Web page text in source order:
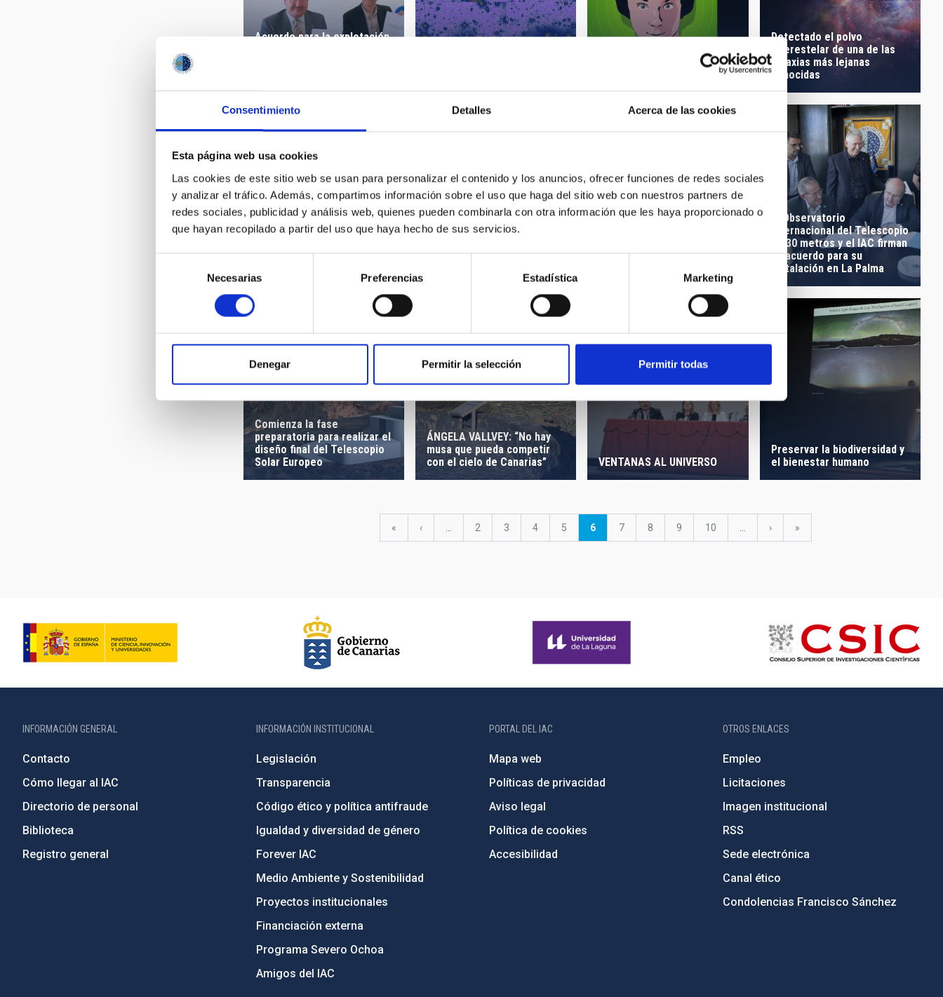
Consentimiento Detalles Acerca de las cookies
Esta página web usa cookies
Las cookies de este sitio web se usan para personalizar el contenido y los anuncios, ofrecer funciones de redes sociales
y analizar el tráfico. Además, compartimos información sobre el uso que haga del sitio web con nuestros partners de
redes sociales, publicidad y análisis web, quienes pueden combinarla con otra información que les haya proporcionado o
que hayan recopilado a partir del uso que haya hecho de sus servicios.
consentimiento
Necesarias Preferencias Estadística Marketing
Denegar Permitir la selección Permitir todas
Acuerdo para la explotación
“Coffee Break: Señal y
Detectado el polvo
interestelar de una de las
galaxias más lejanas
conocidas
Estudiantes canarios de
descubren dos estrellas
Los secretos de las galaxias
El Observatorio
Internacional del Telescopio
de 30 metros y el IAC firman
un acuerdo para su
instalación en La Palma
Comienza la fase
preparatoria para realizar el
diseño final del Telescopio
Solar Europeo
ÁNGELA VALLVEY: “No hay
musa que pueda competir
con el cielo de Canarias”
VENTANAS AL UNIVERSO
Preservar la biodiversidad y
el bienestar humano
Primera
«
Página
‹ … Página
2 Página
3 Página
4 Página
5
Página
6 Página
7 Página
8 Página
9 Página
10 …
Siguiente
›
última
»
INFORMACIÓN GENERAL
Contacto
Cómo llegar al IAC
Directorio de personal
Biblioteca
Registro general
INFORMACIÓN INSTITUCIONAL
Legislación
Transparencia
Código ético y política antifraude
Igualdad y diversidad de género
Forever IAC
Medio Ambiente y Sostenibilidad
Proyectos institucionales
Financiación externa
Programa Severo Ochoa
Amigos del IAC
PORTAL DEL IAC
Mapa web
Políticas de privacidad
Aviso legal
Política de cookies
Accesibilidad
OTROS ENLACES
Empleo
Licitaciones
Imagen institucional
RSS
Sede electrónica
Canal ético
Condolencias Francisco Sánchez